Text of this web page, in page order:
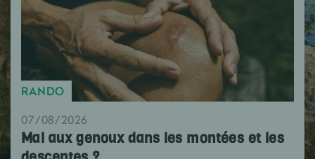
RANDO
07/08/2026
Mal aux genoux dans les montées et les